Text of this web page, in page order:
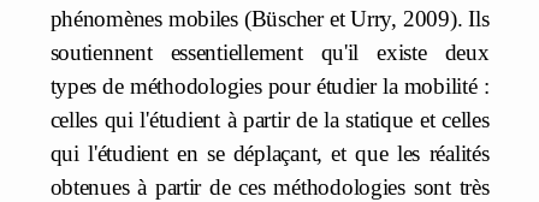
phénomènes mobiles (Büscher et Urry, 2009). Ils
soutiennent essentiellement qu'il existe deux
types de méthodologies pour étudier la mobilité :
celles qui l'étudient à partir de la statique et celles
qui l'étudient en se déplaçant, et que les réalités
obtenues à partir de ces méthodologies sont très